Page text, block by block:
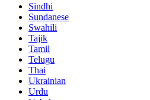
Sindhi
Sundanese
Swahili
Tajik
Tamil
Telugu
Thai
Ukrainian
Urdu